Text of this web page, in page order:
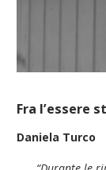
Fra l’essere
Daniela Turco